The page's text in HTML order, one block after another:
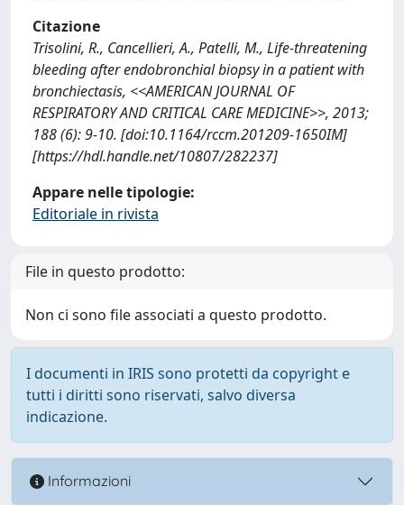
Citazione
Trisolini, R., Cancellieri, A., Patelli, M., Life-threatening
bleeding after endobronchial biopsy in a patient with
bronchiectasis, <<AMERICAN JOURNAL OF
RESPIRATORY AND CRITICAL CARE MEDICINE>>, 2013;
188 (6): 9-10. [doi:10.1164/rccm.201209-1650IM]
[https://hdl.handle.net/10807/282237]
Appare nelle tipologie:
Editoriale in rivista
File in questo prodotto:
Non ci sono file associati a questo prodotto.
I documenti in IRIS sono protetti da copyright e
tutti i diritti sono riservati, salvo diversa
indicazione.
Informazioni